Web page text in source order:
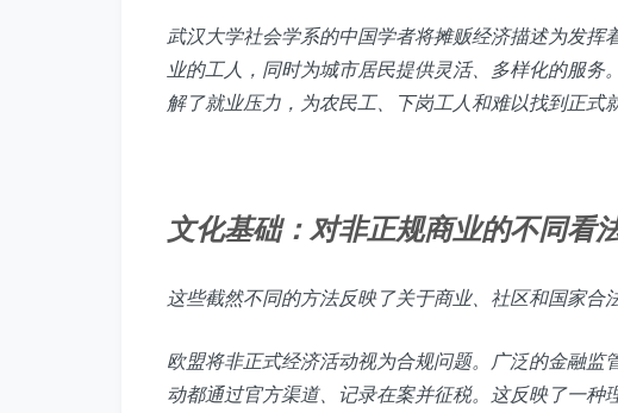
武汉大学社会学系的中国学者将摊贩经济描述为发挥
业的工人，同时为城市居民提供灵活、多样化的服务
解了就业压力，为农民工、下岗工人和难以找到正
文化基础：对非正规商业的不同看
这些截然不同的方法反映了关于商业、社区和国家合
欧盟将非正式经济活动视为合规问题。广泛的金融
动都通过官方渠道、记录在案并征税。这反映了一